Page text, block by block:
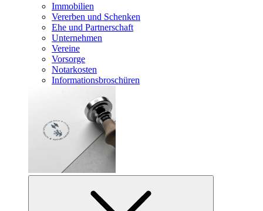
Immobilien
Vererben und Schenken
Ehe und Partnerschaft
Unternehmen
Vereine
Vorsorge
Notarkosten
Informationsbroschüren